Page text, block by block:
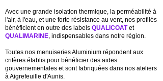
Avec une grande isolation thermique, la perméabilité à
l'air, à l'eau, et une forte résistance au vent, nos profilés
bénéficient en outre des labels QUALICOATet
QUALIMARINE, indispensables dans notre région.
Toutes nos menuiseries Aluminium répondent aux
critères établis pour bénéficier des aides
gouvernementales et sont fabriquées dans nos ateliers
à Aigrefeuille d'Aunis.